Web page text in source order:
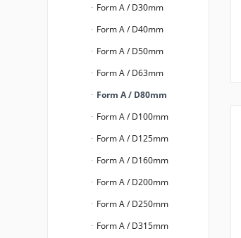
Form A / D30mm
Form A / D40mm
Form A / D50mm
Form A / D63mm
Form A / D80mm
Form A / D100mm
Form A / D125mm
Form A / D160mm
Form A / D200mm
Form A / D250mm
Form A / D315mm